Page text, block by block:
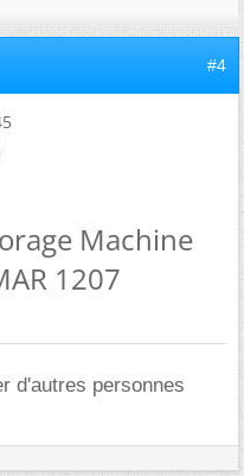
#4
Machine
1207
d'autres personnes